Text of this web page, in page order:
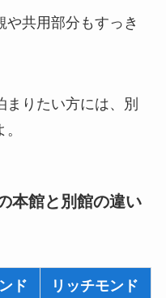
や共用部分もすっき
まりたい方には、別
本館と別館の違い
ド
リッチモンド